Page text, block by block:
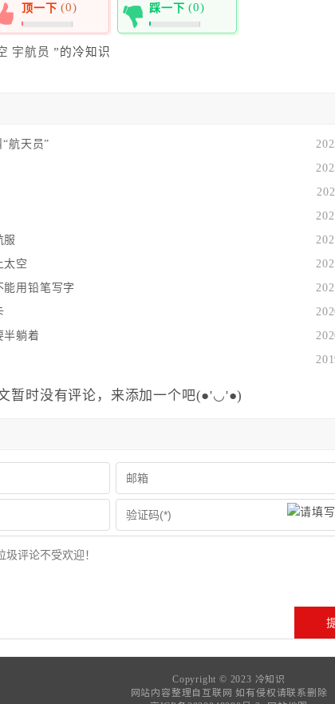
顶一下 (0)
0%
踩一下 (0)
0%
宇航员 ”的冷知识
航天员”
服
太空
能用铅笔写字
半躺着
暂时没有评论，来添加一个吧(●'◡'●)
Copyright © 2023 冷知识
网站内容整理自互联网 如有侵权请联系删除